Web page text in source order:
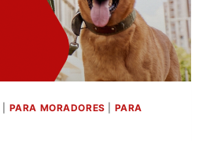
PARA MORADORES
PARA